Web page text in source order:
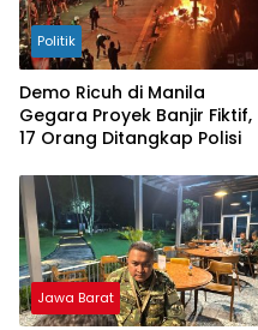
Politik
Demo Ricuh di Manila
Gegara Proyek Banjir Fiktif,
17 Orang Ditangkap Polisi
Jawa Barat